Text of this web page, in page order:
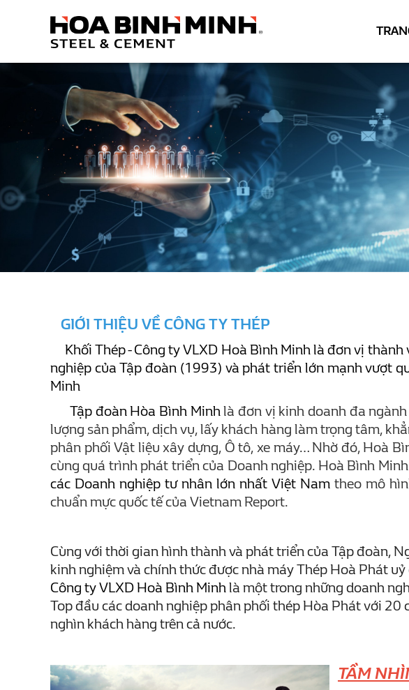
GIỚI THIỆU VỀ CÔNG TY THÉP
Khối Thép - Công ty VLXD Hoà Bình Minh là đơn vị
nghiệp của Tập đoàn (1993) và phát triển lớn mạnh vượt
Minh
Tập đoàn Hòa Bình Minhlà đơn vị kinh doanh đa
lượng sản phẩm, dịch vụ, lấy khách hàng làm trọng tâm,
phân phối Vật liệu xây dựng, Ô tô, xe máy… Nhờ đó, Hoà
cùng quá trình phát triển của Doanh nghiệp. Hoà Bình Minh
các Doanh nghiệp tư nhân lớn nhất Việt Namtheo mô
chuẩn mực quốc tế của Vietnam Report.
Cùng với thời gian hình thành và phát triển của Tập đoàn,
kinh nghiệm và chính thức được nhà máy Thép Hoà Phát
Công ty VLXD Hoà Bình Minhlà một trong những doanh
Top đầu các doanh nghiệp phân phối thép Hòa Phát với
nghìn khách hàng trên cả nước.
TẦM